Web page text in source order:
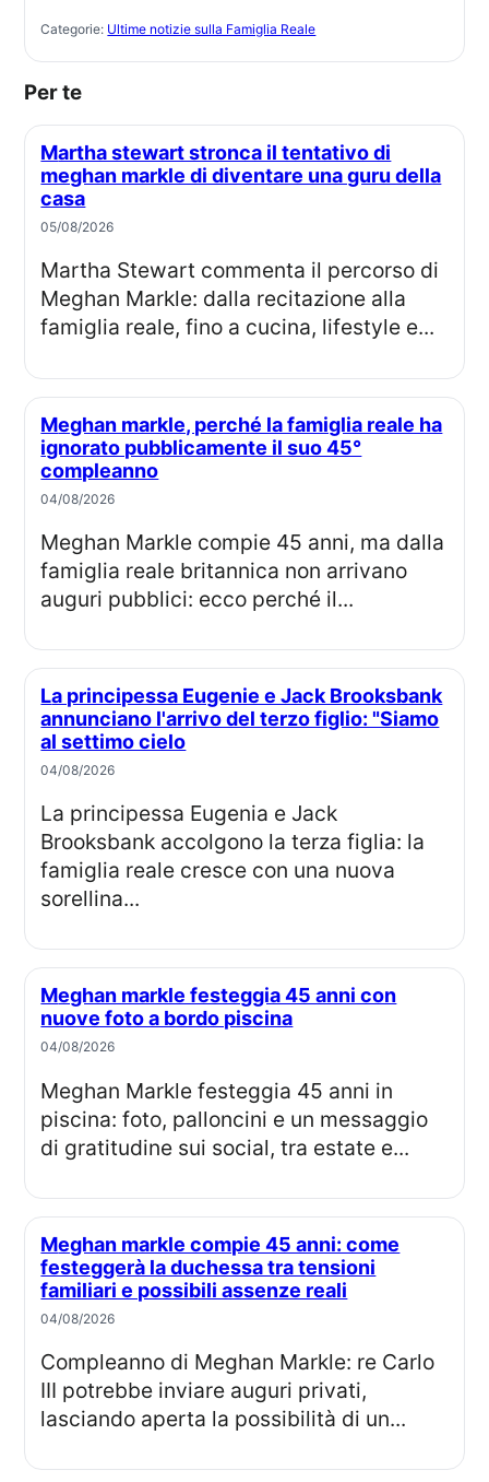
Categorie: Ultime notizie sulla Famiglia Reale
Per te
Martha stewart stronca il tentativo di
meghan markle di diventare una guru della
casa
05/08/2026
Martha Stewart commenta il percorso di
Meghan Markle: dalla recitazione alla
famiglia reale, fino a cucina, lifestyle e...
Meghan markle, perché la famiglia reale ha
ignorato pubblicamente il suo 45°
compleanno
04/08/2026
Meghan Markle compie 45 anni, ma dalla
famiglia reale britannica non arrivano
auguri pubblici: ecco perché il...
La principessa Eugenie e Jack Brooksbank
annunciano l'arrivo del terzo figlio: "Siamo
al settimo cielo
04/08/2026
La principessa Eugenia e Jack
Brooksbank accolgono la terza figlia: la
famiglia reale cresce con una nuova
sorellina...
Meghan markle festeggia 45 anni con
nuove foto a bordo piscina
04/08/2026
Meghan Markle festeggia 45 anni in
piscina: foto, palloncini e un messaggio
di gratitudine sui social, tra estate e...
Meghan markle compie 45 anni: come
festeggerà la duchessa tra tensioni
familiari e possibili assenze reali
04/08/2026
Compleanno di Meghan Markle: re Carlo
III potrebbe inviare auguri privati,
lasciando aperta la possibilità di un...